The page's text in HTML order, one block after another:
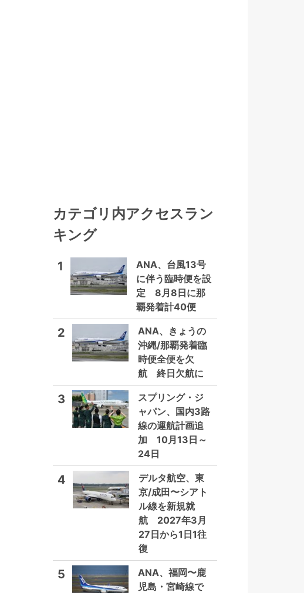
カテゴリ内アクセスラン
キング
1
ANA、台風13号
に伴う臨時便を設
定 8月8日に那
覇発着計40便
2
ANA、きょうの
沖縄/那覇発着臨
時便全便を欠
航 終日欠航に
3
スプリング・ジ
ャパン、国内3路
線の運航計画追
加 10月13日～
24日
4
デルタ航空、東
京/成田〜シアト
ル線を新規就
航 2027年3月
27日から1日1往
復
5
ANA、福岡〜鹿
児島・宮崎線で